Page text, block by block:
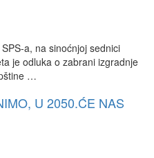
a, na sinoćnjoj sednici
je odluka o zabrani izgradnje
…
U 2050.ĆE NAS